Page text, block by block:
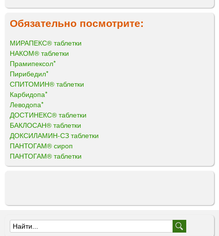
Обязательно посмотрите:
МИРАПЕКС® таблетки
НАКОМ® таблетки
Прамипексол*
Пирибедил*
СПИТОМИН® таблетки
Карбидопа*
Леводопа*
ДОСТИНЕКС® таблетки
БАКЛОСАН® таблетки
ДОКСИЛАМИН-СЗ таблетки
ПАНТОГАМ® сироп
ПАНТОГАМ® таблетки
Ф